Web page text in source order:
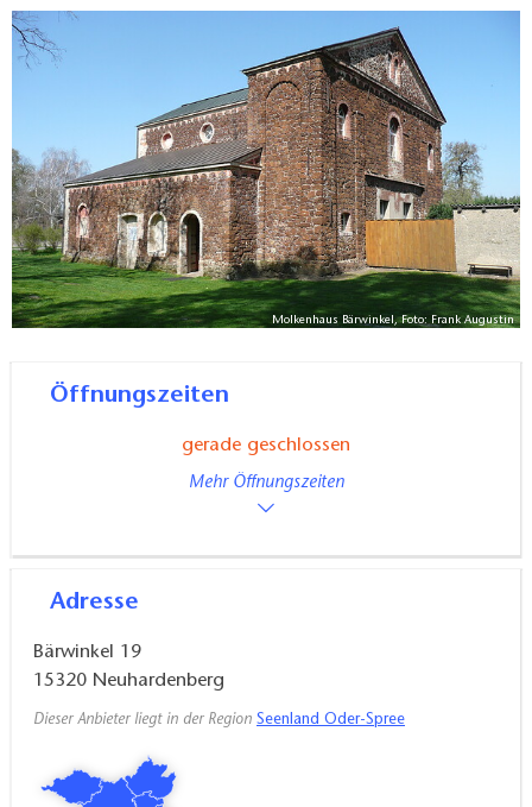
Molkenhaus Bärwinkel, Foto: Frank Augustin
Öffnungszeiten
gerade geschlossen
Mehr Öffnungszeiten
Adresse
Bärwinkel 19
15320 Neuhardenberg
Dieser Anbieter liegt in der Region Seenland Oder-Spree